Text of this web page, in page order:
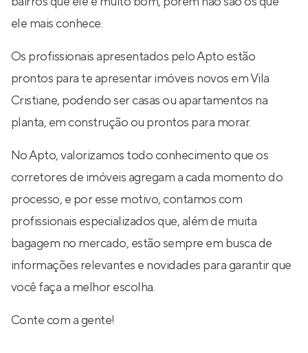
ele mais conhece.
Os profissionais apresentados pelo Apto estão
prontos para te apresentar imóveis novos em Vila
Cristiane, podendo ser casas ou apartamentos na
planta, em construção ou prontos para morar.
No Apto, valorizamos todo conhecimento que os
corretores de imóveis agregam a cada momento do
processo, e por esse motivo, contamos com
profissionais especializados que, além de muita
bagagem no mercado, estão sempre em busca de
informações relevantes e novidades para garantir que
você faça a melhor escolha.
Conte com a gente!